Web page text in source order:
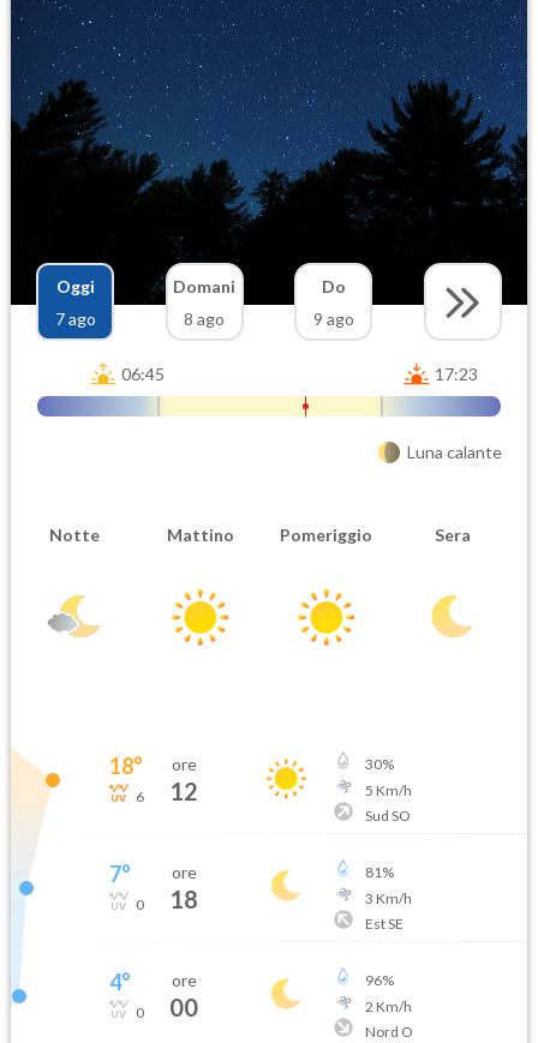
Oggi
7 ago
Domani
8 ago
Do
9 ago
06:45 17:23
Luna calante
Notte Mattino Pomeriggio Sera
18°
6
ore
12
30%
5 Km/h
Sud SO
7°
0
ore
18
81%
3 Km/h
Est SE
4°
0
ore
00
96%
2 Km/h
Nord O